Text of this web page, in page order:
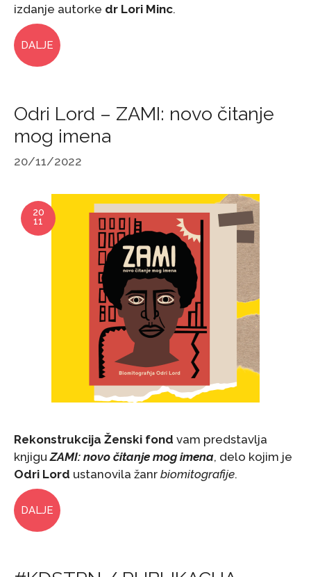
izdanje autorke dr Lori Minc.
DALJE
Odri Lord – ZAMI: novo čitanje
mog imena
20/11/2022
20
11
Rekonstrukcija Ženski fond vam predstavlja
knjiguZAMI: novo čitanje mog imena, delo kojim je
Odri Lord ustanovila žanr biomitografije.
DALJE